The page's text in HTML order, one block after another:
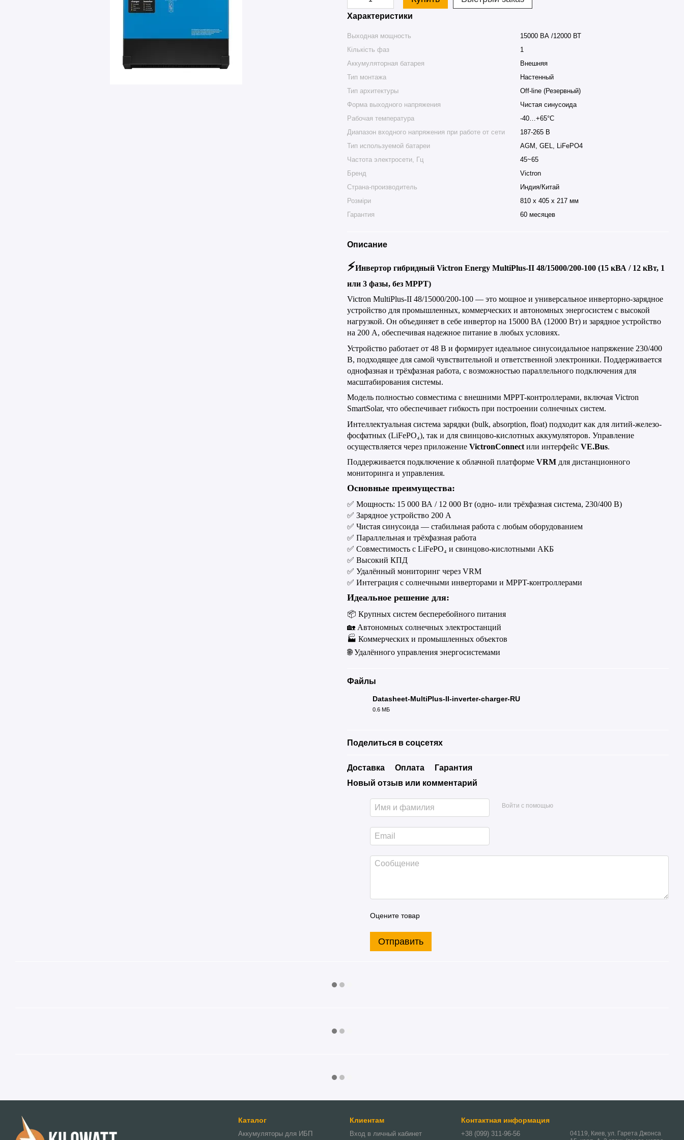
Характеристики
Выходная мощность
15000 ВА /12000 ВТ
Кількість фаз
1
Аккумуляторная батарея
Внешняя
Тип монтажа
Настенный
Тип архитектуры
Off-line (Резервный)
Форма выходного напряжения
Чистая синусоида
Рабочая температура
-40…+65°С
Диапазон входного напряжения при работе от сети
187-265 В
Тип используемой батареи
AGM, GEL, LiFePO4
Частота электросети, Гц
45~65
Бренд
Victron
Страна-производитель
Индия/Китай
Розміри
810 x 405 x 217 мм
Гарантия
60 месяцев
Описание
⚡Инвертор гибридный Victron Energy MultiPlus-II 48/15000/200-100 (15 кВА / 12 кВт, 1
или 3 фазы, без MPPT)
Victron MultiPlus-II 48/15000/200-100 — это мощное и универсальное инверторно-зарядное
устройство для промышленных, коммерческих и автономных энергосистем с высокой
нагрузкой. Он объединяет в себе инвертор на 15000 ВА (12000 Вт) и зарядное устройство
на 200 А, обеспечивая надежное питание в любых условиях.
Устройство работает от 48 В и формирует идеальное синусоидальное напряжение 230/400
В, подходящее для самой чувствительной и ответственной электроники. Поддерживается
однофазная и трёхфазная работа, с возможностью параллельного подключения для
масштабирования системы.
Модель полностью совместима с внешними MPPT-контроллерами, включая Victron
SmartSolar, что обеспечивает гибкость при построении солнечных систем.
Интеллектуальная система зарядки (bulk, absorption, float) подходит как для литий-железо-
фосфатных (LiFePO₄), так и для свинцово-кислотных аккумуляторов. Управление
осуществляется через приложение VictronConnect или интерфейс VE.Bus.
Поддерживается подключение к облачной платформе VRM для дистанционного
мониторинга и управления.
Основные преимущества:
✅ Мощность: 15 000 ВА / 12 000 Вт (одно- или трёхфазная система, 230/400 В)
✅ Зарядное устройство 200 А
✅ Чистая синусоида — стабильная работа с любым оборудованием
✅ Параллельная и трёхфазная работа
✅ Совместимость с LiFePO₄ и свинцово-кислотными АКБ
✅ Высокий КПД
✅ Удалённый мониторинг через VRM
✅ Интеграция с солнечными инверторами и MPPT-контроллерами
Идеальное решение для:
📦 Крупных систем бесперебойного питания
🏡 Автономных солнечных электростанций
🏭 Коммерческих и промышленных объектов
🌐Удалённого управления энергосистемами
Файлы
Datasheet-MultiPlus-II-inverter-charger-RU
0.6 МБ
Поделиться в соцсетях
Доставка Оплата
Гарантия
Новый отзыв или комментарий
Войти с помощью
Оцените товар
Отправить
Каталог
Аккумуляторы для ИБП
Клиентам
Вход в личный кабинет
Контактная информация
+38 (099) 311-96-56
04119, Киев, ул. Гарета Джонса